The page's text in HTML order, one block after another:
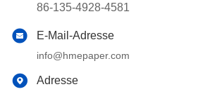
86-135-4928-4581
E-Mail-Adresse
info@hmepaper.com
Adresse